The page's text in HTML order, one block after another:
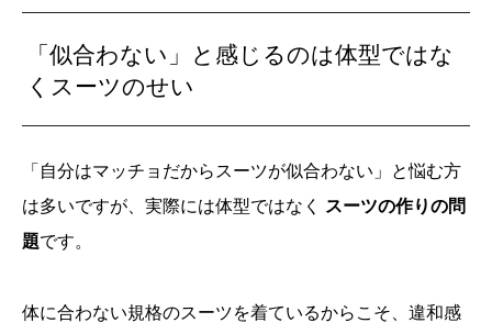
「似合わない」と感じるのは体型ではな
くスーツのせい
「自分はマッチョだからスーツが似合わない」と悩む方
は多いですが、実際には体型ではなく スーツの作りの問
題です。
体に合わない規格のスーツを着ているからこそ、違和感